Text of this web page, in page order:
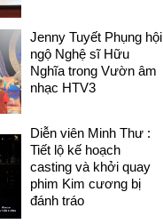
Jenny Tuyết Phụng hội
ngộ Nghệ sĩ Hữu
Nghĩa trong Vườn âm
nhạc HTV3
Diễn viên Minh Thư :
Tiết lộ kế hoạch
casting và khởi quay
phim Kim cương bị
đánh tráo